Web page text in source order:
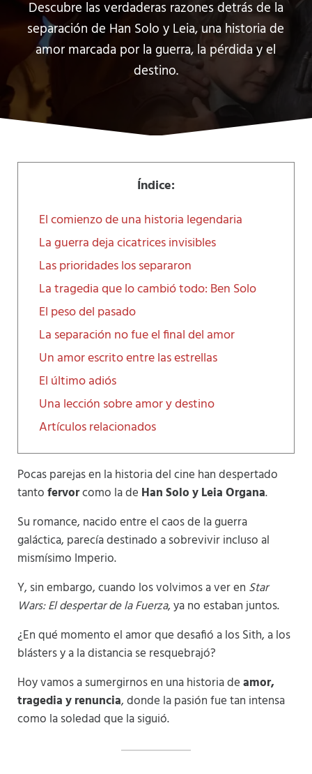
Descubre las verdaderas razones detrás de la
separación de Han Solo y Leia, una historia de
amor marcada por la guerra, la pérdida y el
destino.
Índice:
El comienzo de una historia legendaria
La guerra deja cicatrices invisibles
Las prioridades los separaron
La tragedia que lo cambió todo: Ben Solo
El peso del pasado
La separación no fue el final del amor
Un amor escrito entre las estrellas
El último adiós
Una lección sobre amor y destino
Artículos relacionados
Pocas parejas en la historia del cine han despertado
tantofervorcomo la de Han Solo y Leia Organa.
Su romance, nacido entre el caos de la guerra
galáctica, parecía destinado a sobrevivir incluso al
mismísimo Imperio.
Y, sin embargo, cuando los volvimos a ver en Star
Wars: El despertar de la Fuerza, ya no estaban juntos.
¿En qué momento el amor que desafió a los Sith, a los
blásters y a la distancia se resquebrajó?
Hoy vamos a sumergirnos en una historia deamor,
tragedia y renuncia, donde la pasión fue tan intensa
como la soledad que la siguió.